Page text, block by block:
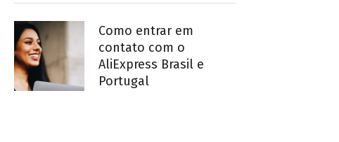
Como entrar em
contato com o
AliExpress Brasil e
Portugal